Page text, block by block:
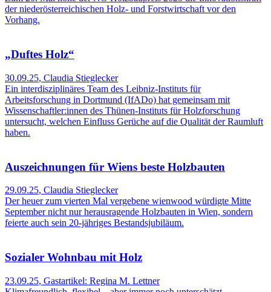
der niederösterreichischen Holz- und Forstwirtschaft vor den
Vorhang.
„Duftes Holz“
30.09.25, Claudia Stieglecker
Ein interdisziplinäres Team des Leibniz-Instituts für
Arbeitsforschung in Dortmund (IfADo) hat gemeinsam mit
Wissenschaftler:innen des Thünen-Instituts für Holzforschung
untersucht, welchen Einfluss Gerüche auf die Qualität der Raumluft
haben.
Auszeichnungen für Wiens beste Holzbauten
29.09.25, Claudia Stieglecker
Der heuer zum vierten Mal vergebene wienwood würdigte Mitte
September nicht nur herausragende Holzbauten in Wien, sondern
feierte auch sein 20-jähriges Bestandsjubiläum.
Sozialer Wohnbau mit Holz
23.09.25, Gastartikel: Regina M. Lettner